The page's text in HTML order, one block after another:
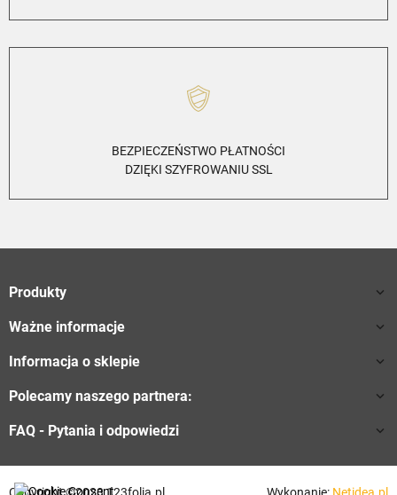
BEZPIECZEŃSTWO PŁATNOŚCI
DZIĘKI SZYFROWANIU SSL
Produkty 
Ważne informacje 
Informacja o sklepie 
Polecamy naszego partnera: 
FAQ - Pytania i odpowiedzi 